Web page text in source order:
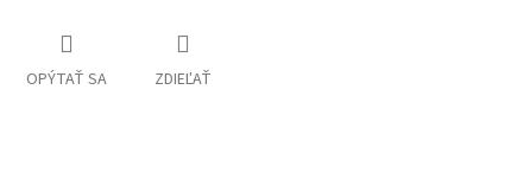
OPÝTAŤ SA ZDIEĽAŤ